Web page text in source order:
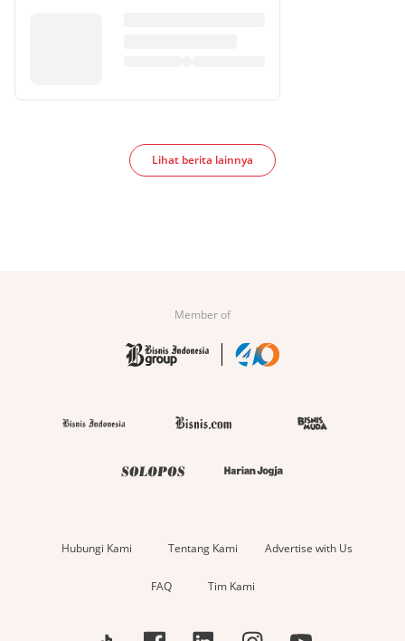
Lihat berita lainnya
Member of
Hubungi Kami Tentang Kami Advertise with Us
FAQ Tim Kami